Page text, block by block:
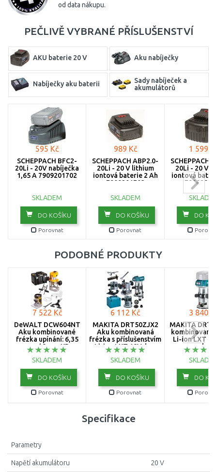
od data nákupu.
PEČLIVĚ VYBRANÉ PŘÍSLUŠENSTVÍ
AKU baterie 20 V Aku nabíječky
Nabíječky aku baterii
Sady nabíječek a
akumulátorů
595 Kč
SCHEPPACH BFC2-
20Li - 20V nabíječka
1,65 A 7909201702
SKLADEM
DO KOŠÍKU
Porovnat
989 Kč
SCHEPPACH ABP2.0-
20Li - 20 V lithium
iontová baterie 2 Ah
7909201703
SKLADEM
DO KOŠÍKU
Porovnat
1 599
SCHEPPACH
20Li - 20 V
iontová
DO
PODOBNÉ PRODUKTY
7 522 Kč
DeWALT DCW604NT
Aku kombinované
frézka upínání: 6,35
mm / 8 mm XR
(18V/bez aku) kufr
Tstak
SKLADEM
DO KOŠÍKU
Porovnat
6 112 Kč
MAKITA DRT50ZJX2
Aku kombinovaná
frézka s příslušenstvím
Li-ion LXT 18V, bez
aku, Makpac
SKLADEM
DO KOŠÍKU
Porovnat
3 840
MAKITA
kombinovaná
Li-ion LXT
aku
DO
Specifikace
Parametry
Napětí akumulátoru 20 V